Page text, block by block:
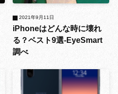
iPhoneはどんな時に壊れ
る？ベスト9選-EyeSmart
調べ
2021年9月11日